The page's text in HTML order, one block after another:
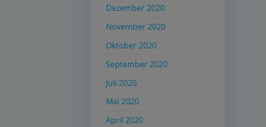
Dezember 2020
November 2020
Oktober 2020
September 2020
Juli 2020
Mai 2020
April 2020